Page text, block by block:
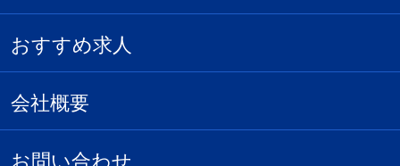
おすすめ求人
会社概要
お問い合わせ